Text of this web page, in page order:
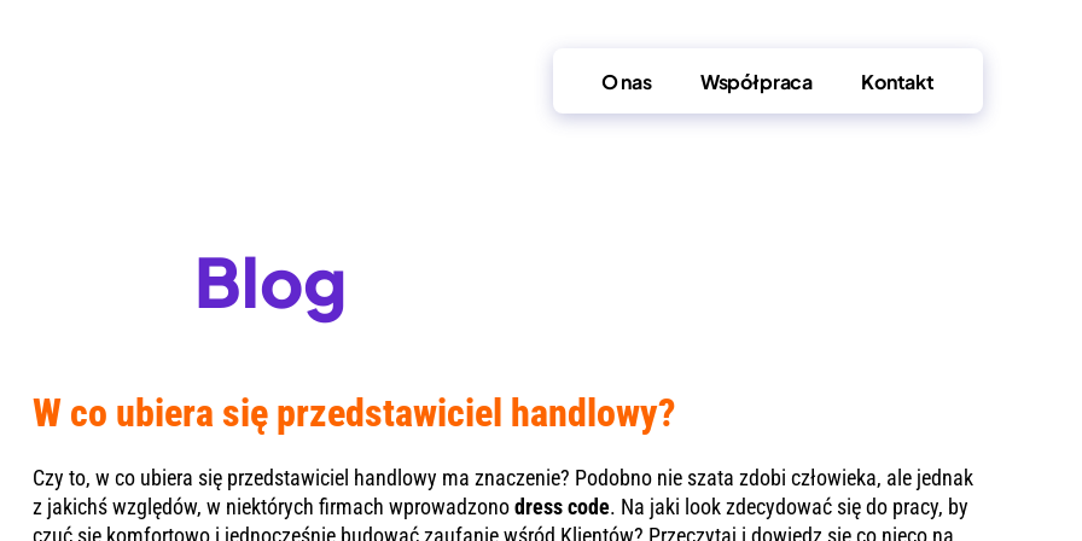
O nas Współpraca Kontakt
Blog
W co ubiera się przedstawiciel handlowy?
Czy to, w co ubiera się przedstawiciel handlowy ma znaczenie? Podobno nie szata zdobi człowieka, ale jednak
z jakichś względów, w niektórych firmach wprowadzonodress code. Na jaki look zdecydować się do pracy, by
czuć się komfortowo i jednocześnie budować zaufanie wśród Klientów? Przeczytaj i dowiedz się co nieco na